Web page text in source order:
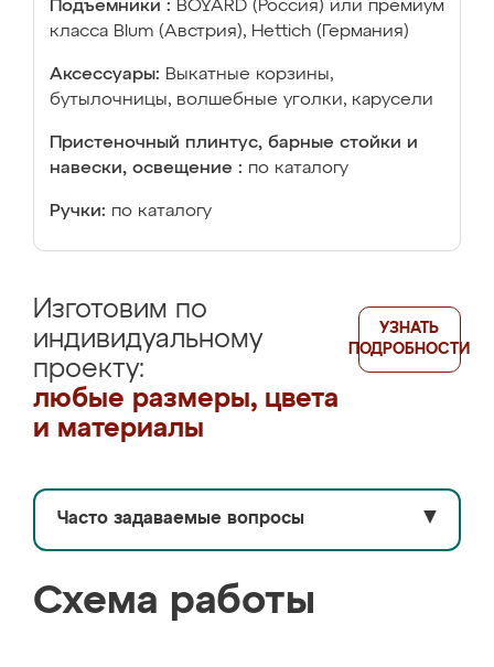
Подъемники : BOYARD (Россия) или премиум
класса Blum (Австрия), Hettich (Германия)
Аксессуары: Выкатные корзины,
бутылочницы, волшебные уголки, карусели
Пристеночный плинтус, барные стойки и
навески, освещение : по каталогу
Ручки: по каталогу
Изготовим по
индивидуальному
проекту:
любые размеры, цвета
и материалы
УЗНАТЬ
ПОДРОБНОСТИ
Часто задаваемые вопросы ▼
Схема работы